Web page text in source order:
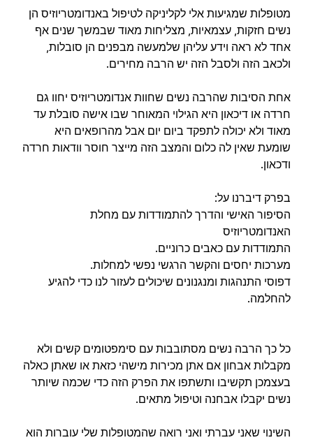
מטופלות שמגיעות אלי לקליניקה לטיפול באנדומטריוזיס הן
נשים חזקות, עצמאיות, מצליחות מאוד שבמשך שנים אף
אחד לא ראה וידע עליהן שלמעשה מבפנים הן סובלות,
ולכאב הזה ולסבל הזה יש הרבה מחירים.
אחת הסיבות שהרבה נשים שחוות אנדומטריוזיס יחוו גם
חרדה או דיכאון היא הגילוי המאוחר שבו אישה סובלת עד
מאוד ולא יכולה לתפקד ביום יום אבל מהרופאים היא
שומעת שאין לה כלום והמצב הזה מייצר חוסר וודאות חרדה
ודכאון.
בפרק דיברנו על:
הסיפור האישי והדרך להתמודדות עם מחלת
האנדומטריוזיס
התמודדות עם כאבים כרוניים.
מערכות יחסים והקשר הרגשי נפשי למחלות.
דפוסי התנהגות ומנגנונים שיכולים לעזור לנו כדי להגיע
להחלמה.
כל כך הרבה נשים מסתובבות עם סימפטומים קשים ולא
מקבלות אבחון אם אתן מכירות מישהי כזאת או שאתן כאלה
בעצמכן תקשיבו ותשתפו את הפרק הזה כדי שכמה שיותר
נשים יקבלו אבחנה וטיפול מתאים.
השינוי שאני עברתי ואני רואה שהמטופלות שלי עוברות הוא